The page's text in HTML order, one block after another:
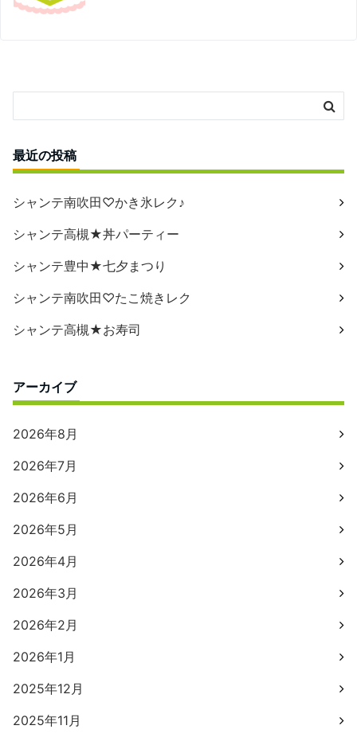
最近の投稿
シャンテ南吹田♡かき氷レク♪
シャンテ高槻★丼パーティー
シャンテ豊中★七夕まつり
シャンテ南吹田♡たこ焼きレク
シャンテ高槻★お寿司
アーカイブ
2026年8月
2026年7月
2026年6月
2026年5月
2026年4月
2026年3月
2026年2月
2026年1月
2025年12月
2025年11月